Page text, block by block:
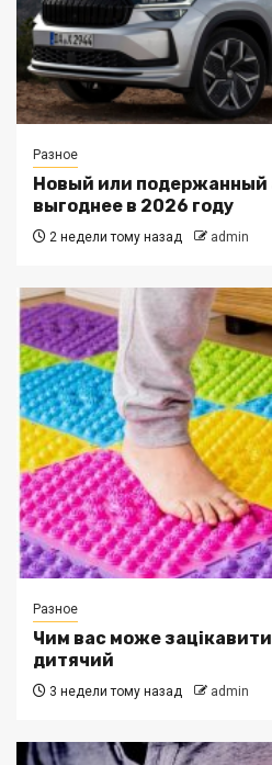
Разное
Новый или подержанный
выгоднее в 2026 году
2 недели тому назад admin
Разное
Чим вас може
дитячий
3 недели тому назад admin